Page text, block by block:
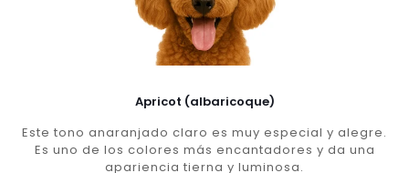
Apricot (albaricoque)
Este tono anaranjado claro es muy especial y alegre.
Es uno de los colores más encantadores y da una
apariencia tierna y luminosa.